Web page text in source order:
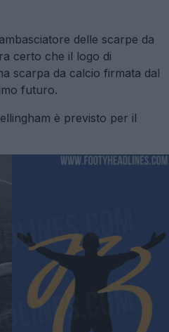
delle scarpe da
certo che il logo di
scarpa da calcio firmata dal
futuro.
è previsto per il